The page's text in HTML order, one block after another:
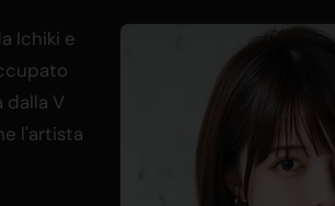
Ichiki e
dalla V
l'artista